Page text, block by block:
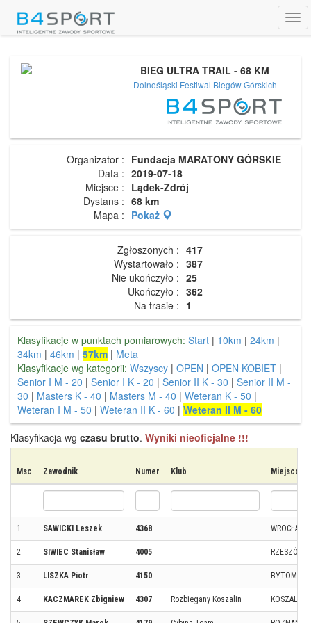
BIEG ULTRA TRAIL - 68 KM
Dolnośląski Festiwal Biegów Górskich
Organizator : Fundacja MARATONY GÓRSKIE
Data : 2019-07-18
Miejsce : Lądek-Zdrój
Dystans : 68 km
Mapa : Pokaż
Zgłoszonych : 417
Wystartowało : 387
Nie ukończyło : 25
Ukończyło : 362
Na trasie : 1
Klasyfikacje w punktach pomiarowych: Start | 10km | 24km |
34km | 46km | 57km | Meta
Klasyfikacje wg kategorii: Wszyscy | OPEN | OPEN KOBIET |
Senior I M - 20 | Senior I K - 20 | Senior II K - 30 | Senior II M -
30 | Masters K - 40 | Masters M - 40 | Weteran K - 50 |
Weteran I M - 50 | Weteran II K - 60 | Weteran II M - 60
Klasyfikacja wg czasu brutto. Wyniki nieoficjalne !!!
Msc Zawodnik Numer Klub
1 SAWICKI Leszek 4368 WROCŁAW
2 SIWIEC Stanisław 4005 RZESZÓW
3 LISZKA Piotr 4150 BYTOM
4 KACZMAREK Zbigniew 4307 Rozbiegany Koszalin KOSZALIN